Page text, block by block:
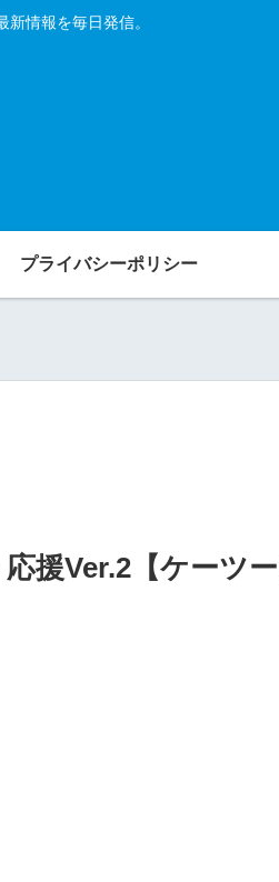
情報を毎日発信。
プライバシーポリシー
援Ver.2【ケーツ